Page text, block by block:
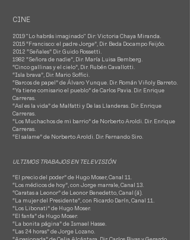
CINE
2019 "Lo habrás imaginado" Dir: Victoria Chaya Miranda.
2015 “Francisco: el padre Jorge”, Dir. Beda Docampo Feijóo.
2012 “Señales” Dir. Guido Rossetti.
1982 “Señora de nadie”, Dir. María Luisa Bemberg.
“Cinco gallinas y el cielo”, Dir. Rubén Cavallotti.
“Isla brava”, Dir. Mario Soffici.
“Barcos de papel” de Álvaro Yunque. Dir. Román Viñoly Barreto.
“Ya tiene comisario el pueblo” de Carlos Pavia. Dir. Enrique
Carreras.
“Así es la vida” de Malfatti y De las Llanderas. Dir. Enrique
Carreras.
“Los Muchachos de mi barrio” de Norberto Aroldi. Dir. Enrique
Carreras.
“El salame” de Norberto Aroldi. Dir. Fernando Siro.
​ULTIMOS TRABAJOS EN TELEVISIÓN
“El precio del poder” de Hugo Moser, Canal 11.
“Los médicos de hoy”, con Jorge marrale, Canal 13.
“Caratas a Leonor” de Leonor Benedetto, Canal (á).
“La mujer del Presidente”, con Ricardo Darín, Canal 11.
“Los Libonati” de Hugo Moser.
“El fanfa” de Hugo Moser.
“La bonita página” de Ismael Hasse.
“Las 24 horas” de Jorge Lozano.